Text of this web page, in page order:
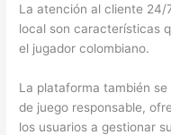
La atención al cliente 24/
local son características
el jugador colombiano.
La plataforma también
de juego responsable,
los usuarios a gestionar